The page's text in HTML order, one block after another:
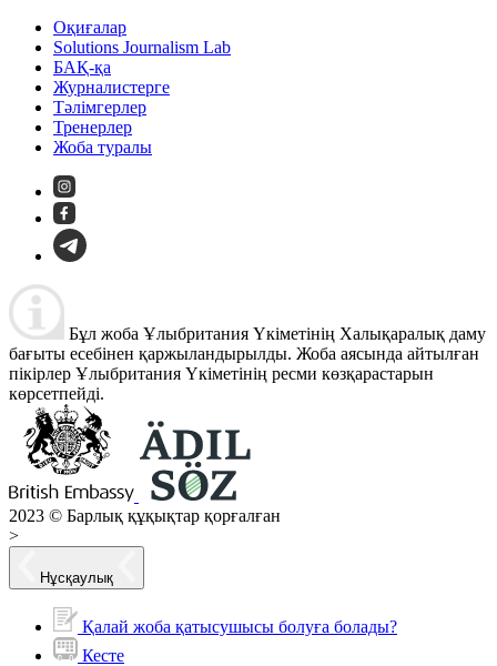
Оқиғалар
Solutions Journalism Lab
БАҚ-қа
Журналистерге
Тәлімгерлер
Тренерлер
Жоба туралы
Бұл жоба Ұлыбритания Үкіметінің Халықаралық даму
бағыты есебінен қаржыландырылды. Жоба аясында айтылған
пікірлер Ұлыбритания Үкіметінің ресми көзқарастарын
көрсетпейді.
2023 © Барлық құқықтар қорғалған
>
Нұсқаулық
Қалай жоба қатысушысы болуға болады?
Кесте